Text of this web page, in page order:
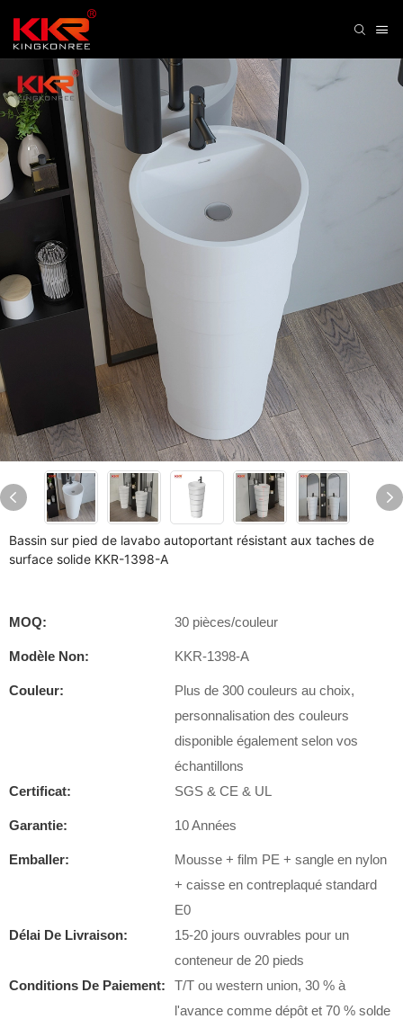
Bassin sur pied de lavabo autoportant résistant aux taches de
surface solide KKR-1398-A
MOQ: 30 pièces/couleur
Modèle Non: KKR-1398-A
Couleur:
Plus de 300 couleurs au choix,
personnalisation des couleurs
disponible également selon vos
échantillons
Certificat:
SGS & CE & UL
Garantie: 10 Années
Emballer:
Mousse + film PE + sangle en nylon
+ caisse en contreplaqué standard
E0
Délai De Livraison:
15-20 jours ouvrables pour un
conteneur de 20 pieds
Conditions De Paiement:
T/T ou western union, 30 % à
l'avance comme dépôt et 70 % solde